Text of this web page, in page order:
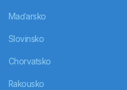
Maďarsko
Slovinsko
Chorvatsko
Rakousko